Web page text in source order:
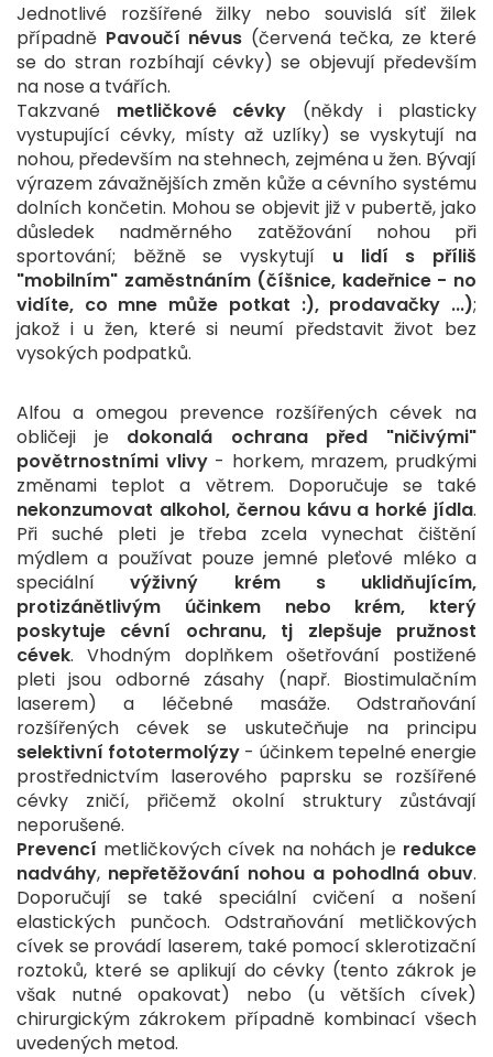
Jednotlivé rozšířené žilky nebo souvislá síť žilek
případně Pavoučí névus (červená tečka, ze které
se do stran rozbíhají cévky) se objevují především
na nose a tvářích.
Takzvané metličkové cévky (někdy i plasticky
vystupující cévky, místy až uzlíky) se vyskytují na
nohou, především na stehnech, zejména u žen. Bývají
výrazem závažnějších změn kůže a cévního systému
dolních končetin. Mohou se objevit již v pubertě, jako
důsledek nadměrného zatěžování nohou při
sportování; běžně se vyskytují u lidí s příliš
"mobilním" zaměstnáním (číšnice, kadeřnice - no
vidíte, co mne může potkat :), prodavačky ...);
jakož i u žen, které si neumí představit život bez
vysokých podpatků.
Alfou a omegou prevence rozšířených cévek na
obličeji je dokonalá ochrana před "ničivými"
povětrnostními vlivy- horkem, mrazem, prudkými
změnami teplot a větrem. Doporučuje se také
nekonzumovat alkohol, černou kávu a horké jídla.
Při suché pleti je třeba zcela vynechat čištění
mýdlem a používat pouze jemné pleťové mléko a
speciálnívýživný krém s uklidňujícím,
protizánětlivým účinkem nebo krém, který
poskytuje cévní ochranu, tj zlepšuje pružnost
cévek. Vhodným doplňkem ošetřování postižené
pleti jsou odborné zásahy (např. Biostimulačním
laserem) a léčebné masáže. Odstraňování
rozšířených cévek se uskutečňuje na principu
selektivní fototermolýzy - účinkem tepelné energie
prostřednictvím laserového paprsku se rozšířené
cévky zničí, přičemž okolní struktury zůstávají
neporušené.
Prevencí metličkových cívek na nohách je redukce
nadváhy, nepřetěžování nohou a pohodlná obuv.
Doporučují se také speciální cvičení a nošení
elastických punčoch. Odstraňování metličkových
cívek se provádí laserem, také pomocí sklerotizační
roztoků, které se aplikují do cévky (tento zákrok je
však nutné opakovat) nebo (u větších cívek)
chirurgickým zákrokem případně kombinací všech
uvedených metod.